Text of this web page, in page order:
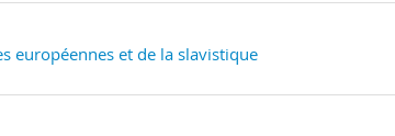
européennes et de la slavistique